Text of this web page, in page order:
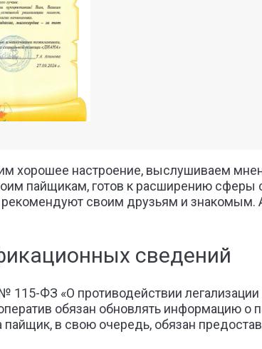
хорошее настроение, выслушиваем
пайщикам, готов к расширению сферы
рекомендуют своим друзьям и
сведений
115-ФЗ «О противодействии
обязан обновлять информацию о
в свою очередь, обязан